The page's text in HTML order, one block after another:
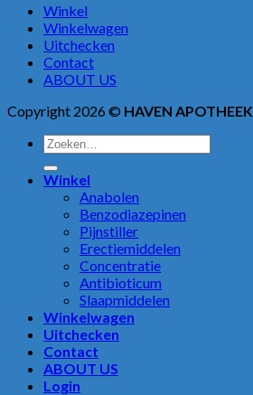
Winkel
Winkelwagen
Uitchecken
Contact
ABOUT US
Copyright 2026 © HAVEN APOTHEEK
Zoeken
naar:
Winkel
Anabolen
Benzodiazepinen
Pijnstiller
Erectiemiddelen
Concentratie
Antibioticum
Slaapmiddelen
Winkelwagen
Uitchecken
Contact
ABOUT US
Login